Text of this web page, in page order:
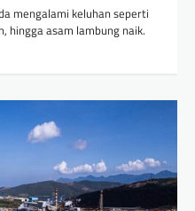
mengalami keluhan seperti
hingga asam lambung naik.